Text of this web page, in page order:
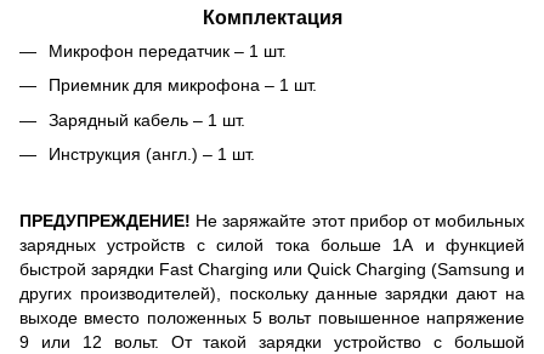
Комплектация
Микрофон передатчик – 1 шт.
Приемник для микрофона – 1 шт.
Зарядный кабель – 1 шт.
Инструкция (англ.) – 1 шт.
ПРЕДУПРЕЖДЕНИЕ! Не заряжайте этот прибор от мобильных
зарядных устройств с силой тока больше 1А и функцией
быстрой зарядки Fast Charging или Quick Charging (Samsung и
других производителей), поскольку данные зарядки дают на
выходе вместо положенных 5 вольт повышенное напряжение
9 или 12 вольт. От такой зарядки устройство с большой